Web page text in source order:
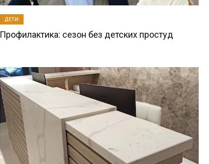
ДЕТИ
Профилактика: сезон без детских простуд